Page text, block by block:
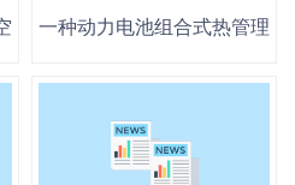
气热管理系统
一种动力电池组合式热管理系